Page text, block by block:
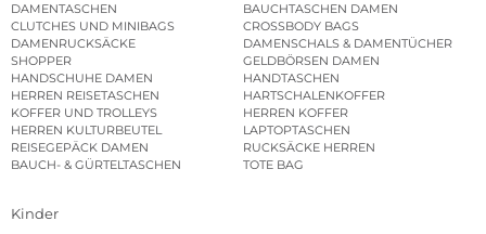
DAMENTASCHEN
BAUCHTASCHEN DAMEN
CLUTCHES UND MINIBAGS
CROSSBODY BAGS
DAMENRUCKSÄCKE
DAMENSCHALS & DAMENTÜCHER
SHOPPER
GELDBÖRSEN DAMEN
HANDSCHUHE DAMEN
HANDTASCHEN
HERREN REISETASCHEN
HARTSCHALENKOFFER
KOFFER UND TROLLEYS
HERREN KOFFER
HERREN KULTURBEUTEL
LAPTOPTASCHEN
REISEGEPÄCK DAMEN
RUCKSÄCKE HERREN
BAUCH- & GÜRTELTASCHEN
TOTE BAG
Kinder